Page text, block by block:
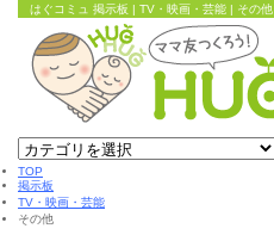
はぐコミュ 掲示板 | TV・映画・芸能 | その他
TOP
掲示板
TV・映画・芸能
その他